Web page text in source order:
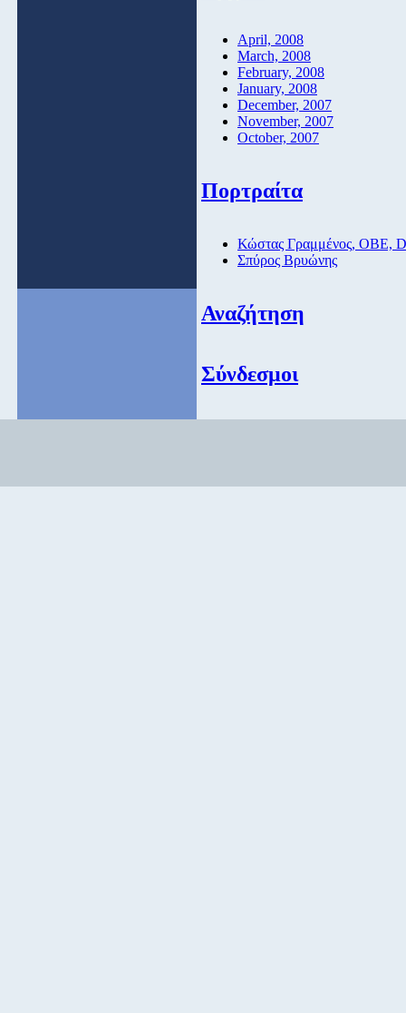
April, 2008
March, 2008
February, 2008
January, 2008
December, 2007
November, 2007
October, 2007
Πορτραίτα
Κώστας Γραμμένος, ΟΒΕ,
Σπύρος Βρυώνης
Αναζήτηση
Σύνδεσμοι